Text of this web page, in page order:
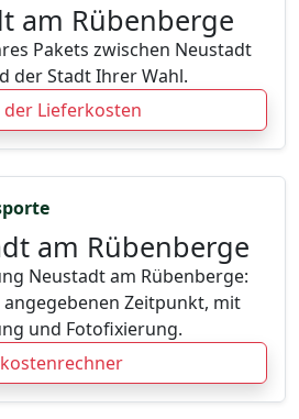
am Rübenberge
Pakets zwischen Neustadt
der Stadt Ihrer Wahl.
Lieferkosten
am Rübenberge
Neustadt am Rübenberge:
angegebenen Zeitpunkt, mit
und Fotofixierung.